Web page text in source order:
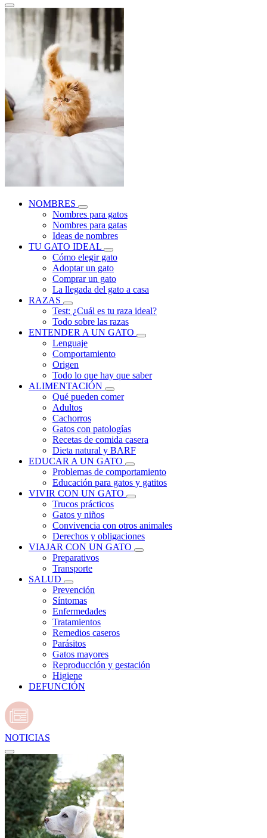
NOMBRES
Nombres para gatos
Nombres para gatas
Ideas de nombres
TU GATO IDEAL
Cómo elegir gato
Adoptar un gato
Comprar un gato
La llegada del gato a casa
RAZAS
Test: ¿Cuál es tu raza ideal?
Todo sobre las razas
ENTENDER A UN GATO
Lenguaje
Comportamiento
Origen
Todo lo que hay que saber
ALIMENTACIÓN
Qué pueden comer
Adultos
Cachorros
Gatos con patologías
Recetas de comida casera
Dieta natural y BARF
EDUCAR A UN GATO
Problemas de comportamiento
Educación para gatos y gatitos
VIVIR CON UN GATO
Trucos prácticos
Gatos y niños
Convivencia con otros animales
Derechos y obligaciones
VIAJAR CON UN GATO
Preparativos
Transporte
SALUD
Prevención
Síntomas
Enfermedades
Tratamientos
Remedios caseros
Parásitos
Gatos mayores
Reproducción y gestación
Higiene
DEFUNCIÓN
NOTICIAS